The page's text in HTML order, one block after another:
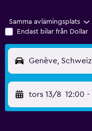
Samma avlämingsplats
Endast bilar från Dollar
Genève, Schweiz
tors 13/8 12:00 -